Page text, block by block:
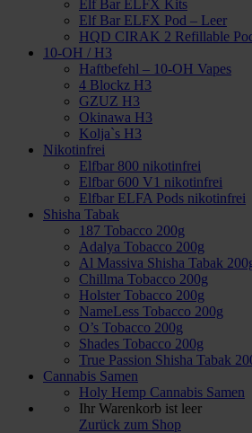
Elf Bar ELFX Kits
Elf Bar ELFX Pod – Leer
HQD CIRAK 2 Refillable
10-OH / H3
Haftbefehl – 10-OH Vapes
4 Blockz H3
GZUZ H3
Okinawa H3
Kolja`s H3
Nikotinfrei
Elfbar 800 nikotinfrei
Elfbar 600 V1 nikotinfrei
Elfbar ELFA Pods nikotinfrei
Shisha Tabak
187 Tobacco 200g
Adalya Tobacco 200g
Al Massiva Shisha Tabak
Chillma Tobacco 200g
Holster Tobacco 200g
NameLess Tobacco 200g
O’s Tobacco 200g
Shades Tobacco 200g
True Passion Shisha Tabak
Cannabis Samen
Holy Hemp Cannabis Samen
Ihr Warenkorb ist leer
Zurück zum Shop